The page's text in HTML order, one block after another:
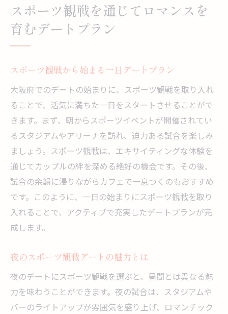
スポーツ観戦を通じてロマンスを
育むデートプラン
スポーツ観戦から始まる一日デートプラン
大阪府でのデートの始まりに、スポーツ観戦を取り入れ
ることで、活気に満ちた一日をスタートさせることがで
きます。まず、朝からスポーツイベントが開催されてい
るスタジアムやアリーナを訪れ、迫力ある試合を楽しみ
ましょう。スポーツ観戦は、エキサイティングな体験を
通じてカップルの絆を深める絶好の機会です。その後、
試合の余韻に浸りながらカフェで一息つくのもおすすめ
です。このように、一日の始まりにスポーツ観戦を取り
入れることで、アクティブで充実したデートプランが完
成します。
夜のスポーツ観戦デートの魅力とは
夜のデートにスポーツ観戦を選ぶと、昼間とは異なる魅
力を味わうことができます。夜の試合は、スタジアムや
バーのライトアップが雰囲気を盛り上げ、ロマンチック